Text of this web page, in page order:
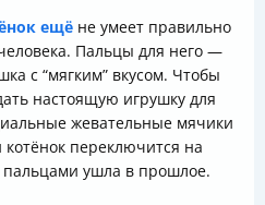
ещё не умеет правильно
Пальцы для него —
с “мягким” вкусом. Чтобы
настоящую игрушку для
жевательные мячики
переключится на
ушла в прошлое.